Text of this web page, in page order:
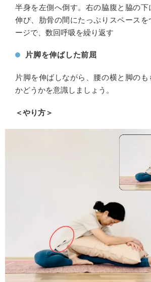
半身を左側へ倒す。右の脇腹と脇の
伸び、肋骨の間にたっぷりスペースを
ージで、数回呼吸を繰り返す
片脚を伸ばした前屈
片脚を伸ばしながら、腰の横と脚のも
かどうかを意識しましょう。
＜やり方＞